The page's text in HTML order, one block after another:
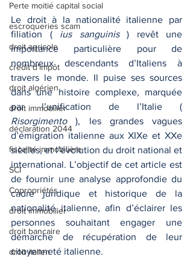
Perte moitié capital social
escroqueries scam
droit agricole
crédit d'impôt
droit algérien
droit immobilier
déclaration 2044
fiscalité immobilière
SCI
Copropriétés
droit immobilier
droit bancaire
droit italien
Le droit à la nationalité italienne par
filiation ( ius sanguinis ) revêt une
importance particulière pour de
nombreux descendants d’Italiens à
travers le monde. Il puise ses sources
dans une histoire complexe, marquée
Risorgimento ), les grandes vagues
d’émigration italienne aux XIXe et XXe
siècles, et l’évolution du droit national et
international. L’objectif de cet article est
de fournir une analyse approfondie du
cadre juridique et historique de la
nationalité italienne, afin d’éclairer les
personnes souhaitant engager une
démarche de récupération de leur
citoyenneté italienne.